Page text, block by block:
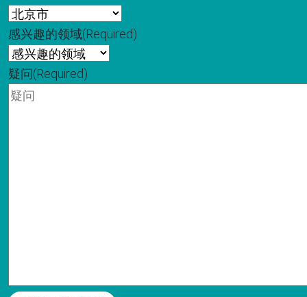
感兴趣的领域(Required)
疑问(Required)